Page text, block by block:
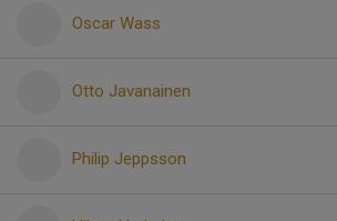
Oscar Wass
Otto Javanainen
Philip Jeppsson